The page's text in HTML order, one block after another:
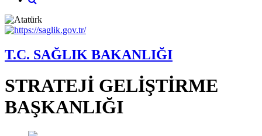
T.C. SAĞLIK BAKANLIĞI
STRATEJİ GELİŞTİRME
BAŞKANLIĞI